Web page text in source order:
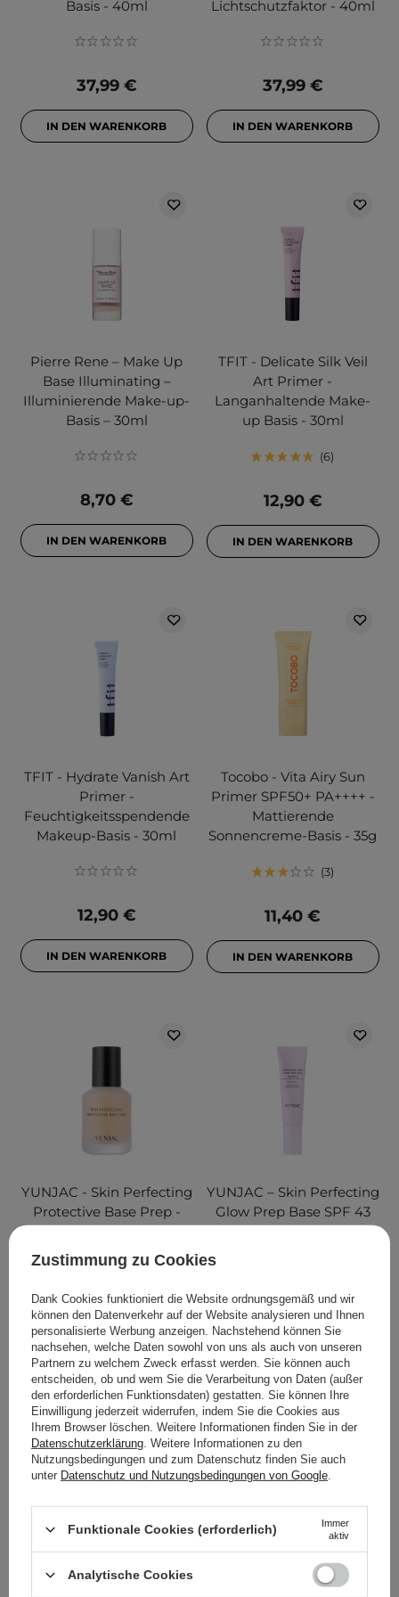
Basis - 40ml
37,99 €
IN DEN WARENKORB
Lichtschutzfaktor - 40ml
37,99 €
IN DEN WARENKORB
Pierre Rene – Make Up
Base Illuminating –
Illuminierende Make-up-
Basis – 30ml
8,70 €
IN DEN WARENKORB
TFIT - Delicate Silk Veil
Art Primer -
Langanhaltende Make-
up Basis - 30ml
6
12,90 €
IN DEN WARENKORB
TFIT - Hydrate Vanish Art
Primer -
Feuchtigkeitsspendende
Makeup-Basis - 30ml
12,90 €
IN DEN WARENKORB
Tocobo - Vita Airy Sun
Primer SPF50+ PA++++ -
Mattierende
Sonnencreme-Basis - 35g
3
11,40 €
IN DEN WARENKORB
YUNJAC - Skin Perfecting
Protective Base Prep -
32,80 €
IN DEN WARENKORB
YUNJAC – Skin Perfecting
Glow Prep Base SPF 43
23,40 €
IN DEN WARENKORB
Zustimmung zu Cookies
Dank Cookies funktioniert die Website ordnungsgemäß und wir
können den Datenverkehr auf der Website analysieren und Ihnen
personalisierte Werbung anzeigen. Nachstehend können Sie
nachsehen, welche Daten sowohl von uns als auch von unseren
Partnern zu welchem Zweck erfasst werden. Sie können auch
entscheiden, ob und wem Sie die Verarbeitung von Daten (außer
den erforderlichen Funktionsdaten) gestatten. Sie können Ihre
Einwilligung jederzeit widerrufen, indem Sie die Cookies aus
Ihrem Browser löschen. Weitere Informationen finden Sie in der
Datenschutzerklärung . Weitere Informationen zu den
Nutzungsbedingungen und zum Datenschutz finden Sie auch
unter Datenschutz und Nutzungsbedingungen von Google
Funktionale Cookies (erforderlich)
Immer
aktiv
Analytische Cookies